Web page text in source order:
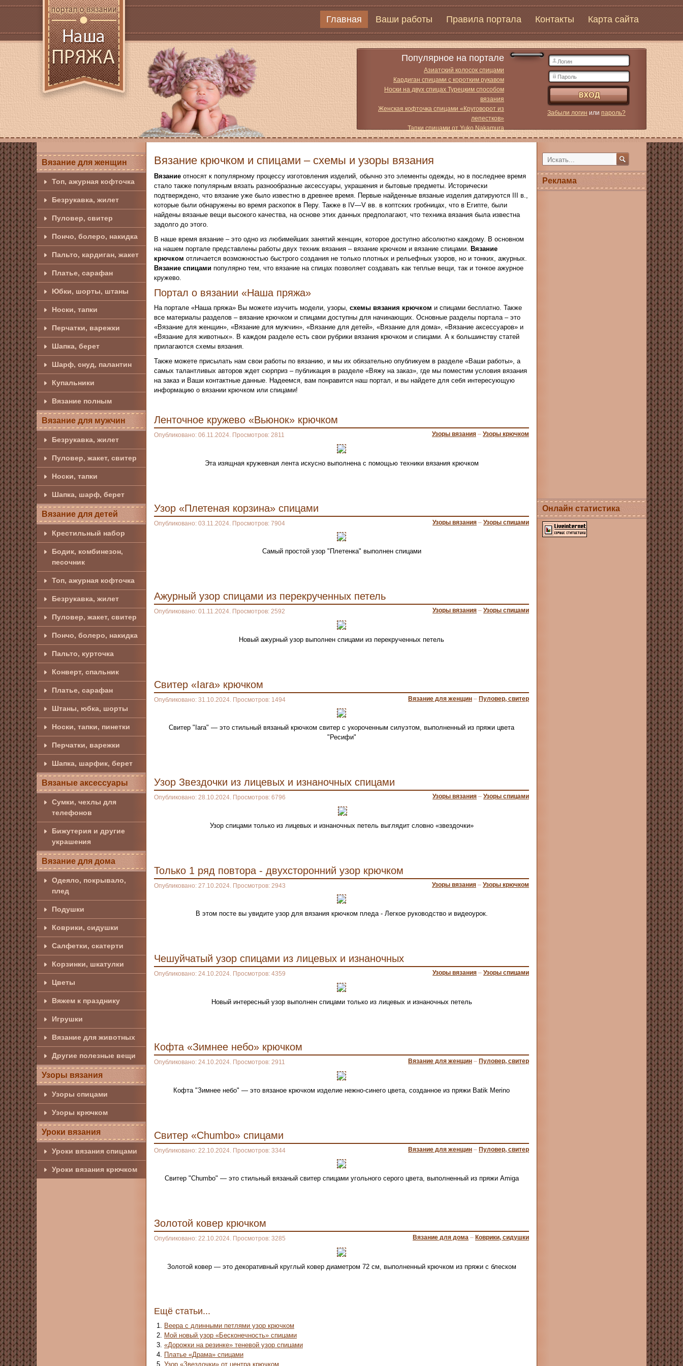
Главная Ваши работы Правила портала Контакты Карта сайта
Популярное на портале
Азиатский колосок спицами
Кардиган спицами с коротким рукавом
Носки на двух спицах Турецким способом
вязания
Женская кофточка спицами «Круговорот из
лепестков»
Тапки спицами от Yuko Nakamura
Забыли логин или пароль?
Вязание для женщин
Топ, ажурная кофточка
Безрукавка, жилет
Пуловер, свитер
Пончо, болеро, накидка
Пальто, кардиган, жакет
Платье, сарафан
Юбки, шорты, штаны
Носки, тапки
Перчатки, варежки
Шапка, берет
Шарф, снуд, палантин
Купальники
Вязание полным
Вязание для мужчин
Безрукавка, жилет
Пуловер, жакет, свитер
Носки, тапки
Шапка, шарф, берет
Вязание для детей
Крестильный набор
Бодик, комбинезон,
песочник
Топ, ажурная кофточка
Безрукавка, жилет
Пуловер, жакет, свитер
Пончо, болеро, накидка
Пальто, курточка
Конверт, спальник
Платье, сарафан
Штаны, юбка, шорты
Носки, тапки, пинетки
Перчатки, варежки
Шапка, шарфик, берет
Вязаные аксессуары
Сумки, чехлы для
телефонов
Бижутерия и другие
украшения
Вязание для дома
Одеяло, покрывало,
плед
Подушки
Коврики, сидушки
Салфетки, скатерти
Корзинки, шкатулки
Цветы
Вяжем к празднику
Игрушки
Вязание для животных
Другие полезные вещи
Узоры вязания
Узоры спицами
Узоры крючком
Уроки вязания
Уроки вязания спицами
Уроки вязания крючком
Вязание крючком и спицами – схемы и узоры вязания
Вязание относят к популярному процессу изготовления изделий, обычно это элементы одежды, но в последнее время
стало также популярным вязать разнообразные аксессуары, украшения и бытовые предметы. Исторически
подтверждено, что вязание уже было известно в древнее время. Первые найденные вязаные изделия датируются III в.,
которые были обнаружены во время раскопок в Перу. Также в IV—V вв. в коптских гробницах, что в Египте, были
найдены вязаные вещи высокого качества, на основе этих данных предполагают, что техника вязания была известна
задолго до этого.
В наше время вязание – это одно из любимейших занятий женщин, которое доступно абсолютно каждому. В основном
на нашем портале представлены работы двух техник вязания – вязание крючком и вязание спицами. Вязание
крючком отличается возможностью быстрого создания не только плотных и рельефных узоров, но и тонких, ажурных.
Вязание спицами популярно тем, что вязание на спицах позволяет создавать как теплые вещи, так и тонкое ажурное
кружево.
Портал о вязании «Наша пряжа»
На портале «Наша пряжа» Вы можете изучить модели, узоры, схемы вязания крючком и спицами бесплатно. Также
все материалы разделов – вязание крючком и спицами доступны для начинающих. Основные разделы портала – это
«Вязание для женщин», «Вязание для мужчин», «Вязание для детей», «Вязание для дома», «Вязание аксессуаров» и
«Вязание для животных». В каждом разделе есть свои рубрики вязания крючком и спицами. А к большинству статей
прилагаются схемы вязания.
Также можете присылать нам свои работы по вязанию, и мы их обязательно опубликуем в разделе «Ваши работы», а
самых талантливых авторов ждет сюрприз – публикация в разделе «Вяжу на заказ», где мы поместим условия вязания
на заказ и Ваши контактные данные. Надеемся, вам понравится наш портал, и вы найдете для себя интересующую
информацию о вязании крючком или спицами!
Ленточное кружево «Вьюнок» крючком
Опубликовано: 06.11.2024. Просмотров: 2811 Узоры вязания – Узоры крючком
Эта изящная кружевная лента искусно выполнена с помощью техники вязания крючком
Узор «Плетеная корзина» спицами
Опубликовано: 03.11.2024. Просмотров: 7904 Узоры вязания – Узоры спицами
Самый простой узор "Плетенка" выполнен спицами
Ажурный узор спицами из перекрученных петель
Опубликовано: 01.11.2024. Просмотров: 2592 Узоры вязания – Узоры спицами
Новый ажурный узор выполнен спицами из перекрученных петель
Свитер «Iara» крючком
Опубликовано: 31.10.2024. Просмотров: 1494 Вязание для женщин – Пуловер, свитер
Свитер "Iara" — это стильный вязаный крючком свитер с укороченным силуэтом, выполненный из пряжи цвета
"Ресифи"
Узор Звездочки из лицевых и изнаночных спицами
Опубликовано: 28.10.2024. Просмотров: 6796 Узоры вязания – Узоры спицами
Узор спицами только из лицевых и изнаночных петель выглядит словно «звездочки»
Только 1 ряд повтора - двухсторонний узор крючком
Опубликовано: 27.10.2024. Просмотров: 2943 Узоры вязания – Узоры крючком
В этом посте вы увидите узор для вязания крючком пледа - Легкое руководство и видеоурок.
Чешуйчатый узор спицами из лицевых и изнаночных
Опубликовано: 24.10.2024. Просмотров: 4359 Узоры вязания – Узоры спицами
Новый интересный узор выполнен спицами только из лицевых и изнаночных петель
Кофта «Зимнее небо» крючком
Опубликовано: 24.10.2024. Просмотров: 2911 Вязание для женщин – Пуловер, свитер
Кофта "Зимнее небо" — это вязаное крючком изделие нежно-синего цвета, созданное из пряжи Batik Merino
Свитер «Chumbo» спицами
Опубликовано: 22.10.2024. Просмотров: 3344 Вязание для женщин – Пуловер, свитер
Свитер "Chumbo" — это стильный вязаный свитер спицами угольного серого цвета, выполненный из пряжи Amiga
Золотой ковер крючком
Опубликовано: 22.10.2024. Просмотров: 3285 Вязание для дома – Коврики, сидушки
Золотой ковер — это декоративный круглый ковер диаметром 72 см, выполненный крючком из пряжи с блеском
Ещё статьи...
Веера с длинными петлями узор крючком
Мой новый узор «Бесконечность» спицами
«Дорожки на резинке» теневой узор спицами
Платье «Драма» спицами
Узор «Звездочки» от центра крючком
Реклама
Онлайн статистика